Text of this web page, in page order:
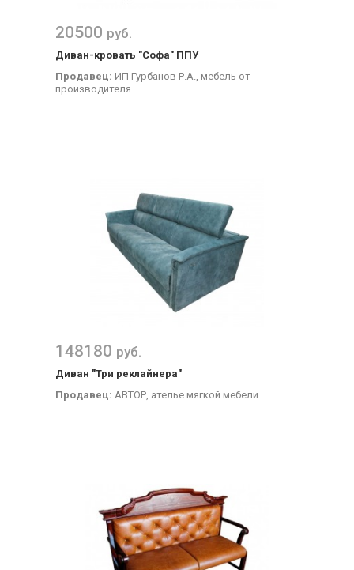
20500 руб.
Диван-кровать "Софа" ППУ
Продавец: ИП Гурбанов Р.А., мебель от
производителя
148180 руб.
Диван "Три реклайнера"
Продавец: АВТОР, ателье мягкой мебели